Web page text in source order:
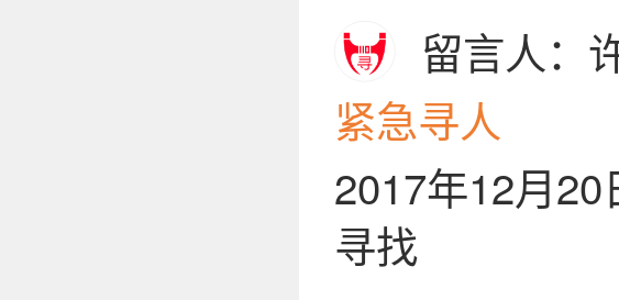
留言人：
紧急寻人
2017年12月
寻找